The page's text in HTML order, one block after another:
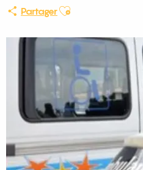
PartagerAjouter aux favoris